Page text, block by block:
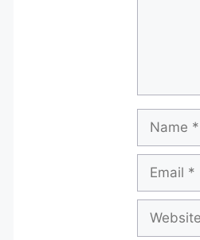
Name
Email
Website